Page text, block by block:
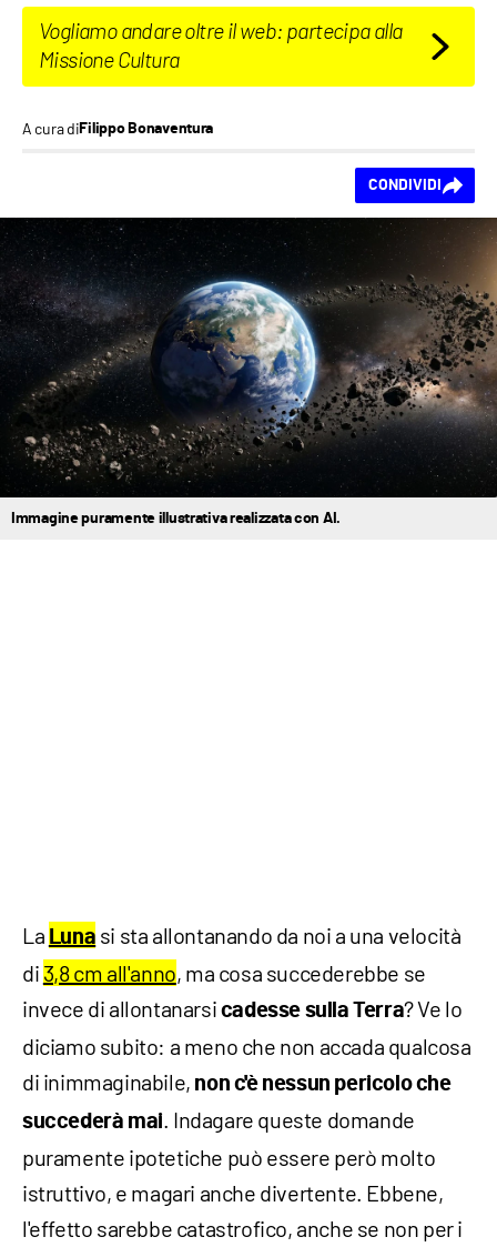
Vogliamo andare oltre il web: partecipa alla
Missione Cultura
A cura diFilippo Bonaventura
CONDIVIDI
Immagine puramente illustrativa realizzata con AI.
La Luna si sta allontanando da noi a una velocità
di 3,8 cm all'anno, ma cosa succederebbe se
invece di allontanarsi cadesse sulla Terra? Ve lo
diciamo subito: a meno che non accada qualcosa
di inimmaginabile, non c'è nessun pericolo che
succederà mai. Indagare queste domande
puramente ipotetiche può essere però molto
istruttivo, e magari anche divertente. Ebbene,
l'effetto sarebbe catastrofico, anche se non per i